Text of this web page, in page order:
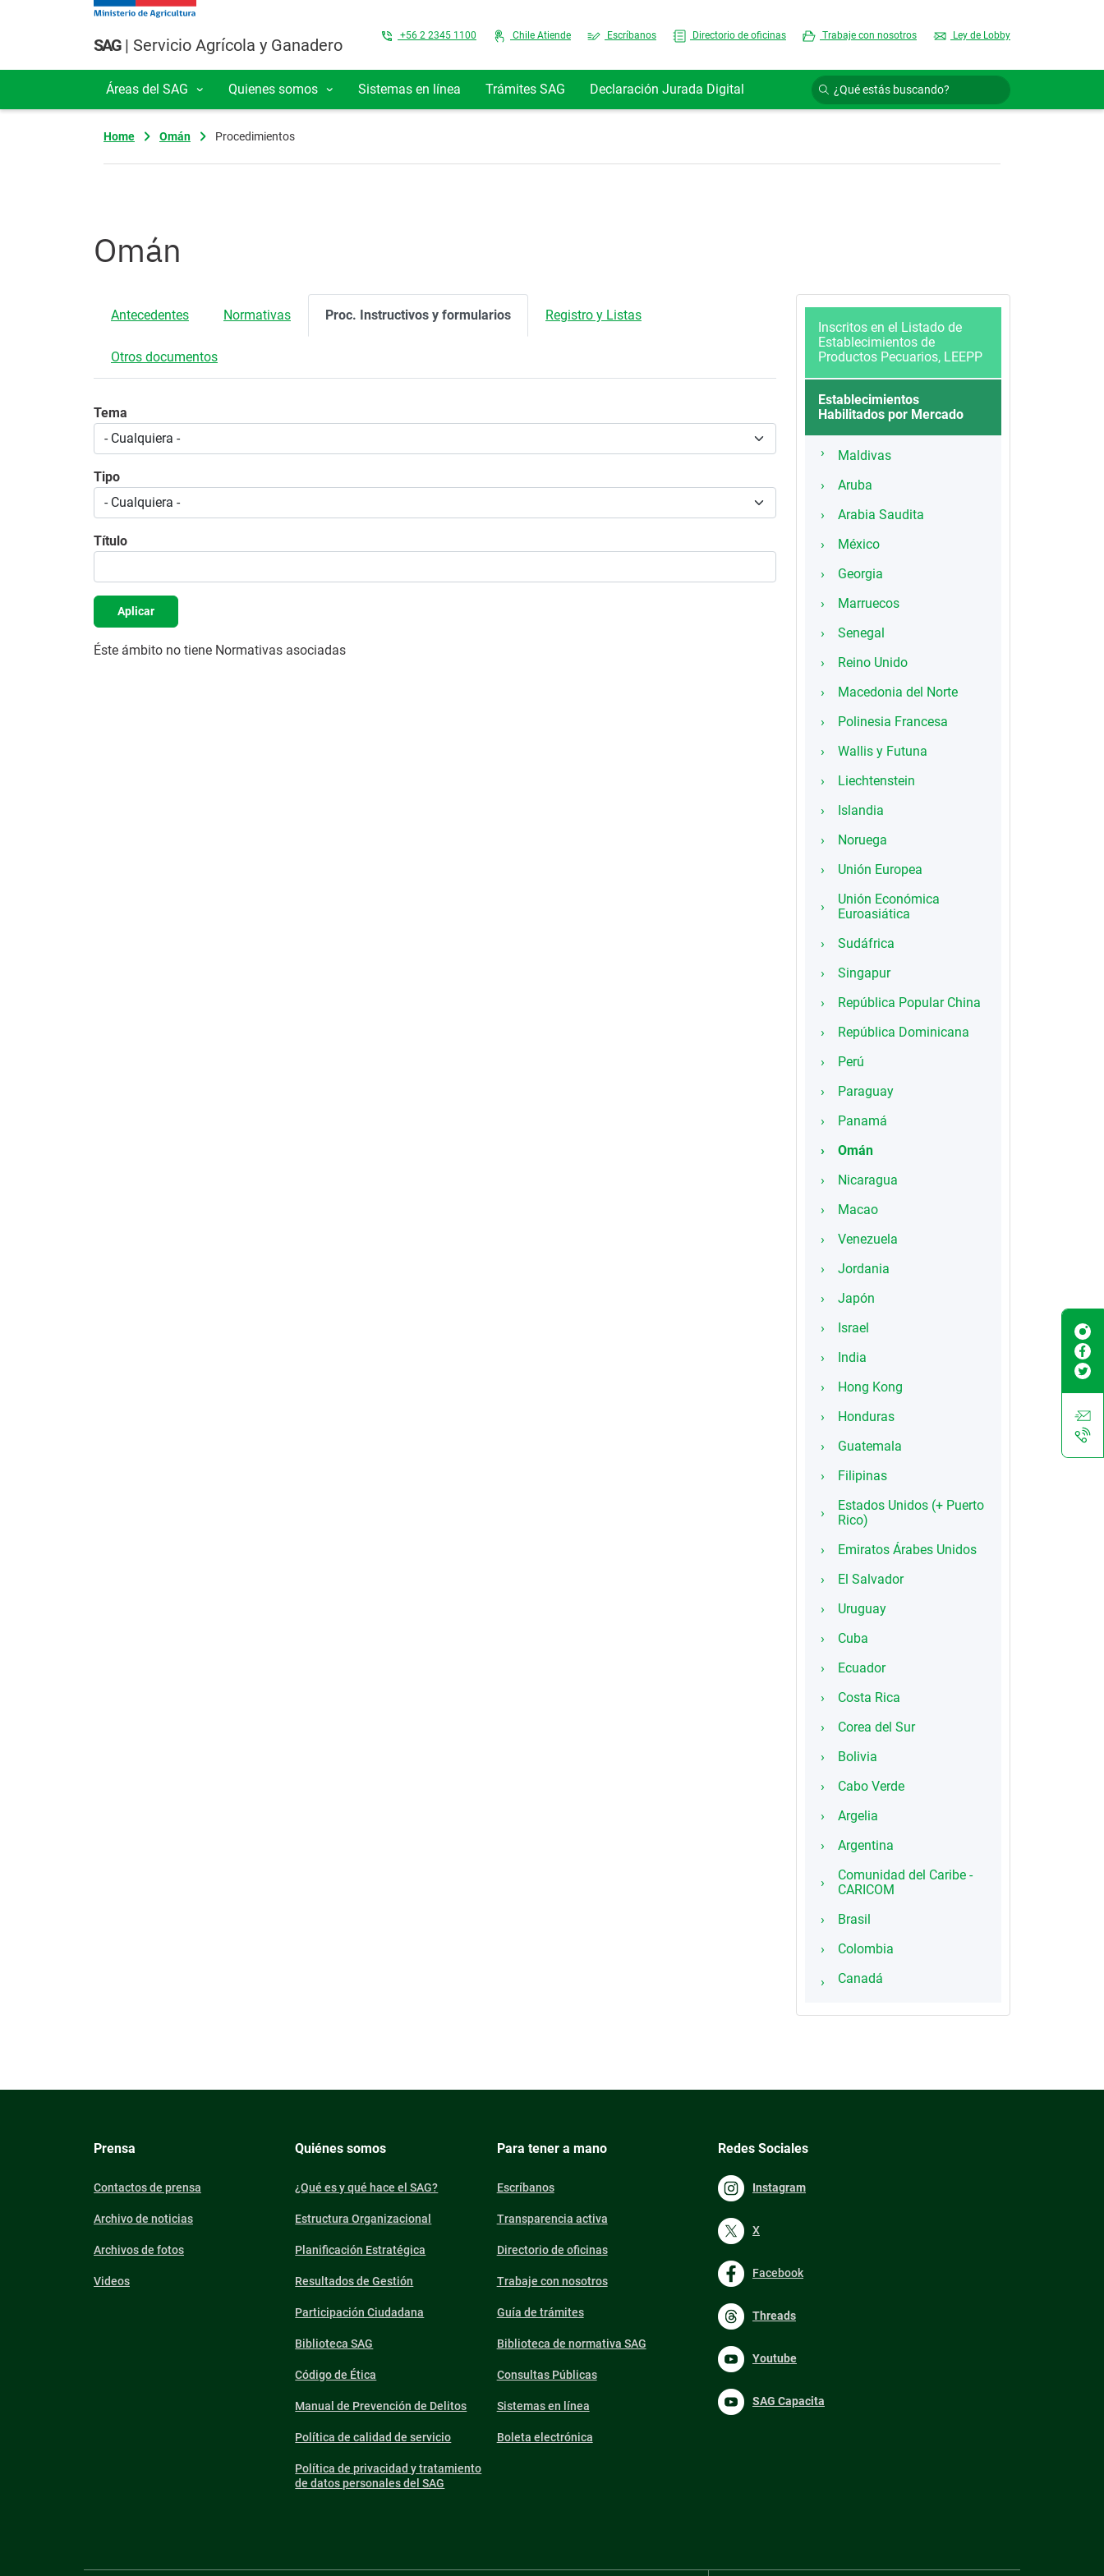
Pasar al contenido principal
SAG| Servicio Agrícola y Ganadero Top Menu
+56 2 2345 1100 Chile Atiende Escríbanos Directorio de oficinas Trabaje con nosotros Ley de Lobby
Navegación principal
Áreas del SAG Quienes somos Sistemas en línea Trámites SAG Declaración Jurada Digital
Home Omán Procedimientos
Omán
Antecedentes Normativas Proc. Instructivos y formularios Registro y Listas
Otros documentos
Tema
Tipo
Título
Aplicar
Éste ámbito no tiene Normativas asociadas
Inscritos en el Listado de
Establecimientos de
Productos Pecuarios, LEEPP
Establecimientos
Habilitados por Mercado
Maldivas
Aruba
Arabia Saudita
México
Georgia
Marruecos
Senegal
Reino Unido
Macedonia del Norte
Polinesia Francesa
Wallis y Futuna
Liechtenstein
Islandia
Noruega
Unión Europea
Unión Económica
Euroasiática
Sudáfrica
Singapur
República Popular China
República Dominicana
Perú
Paraguay
Panamá
Omán
Nicaragua
Macao
Venezuela
Jordania
Japón
Israel
India
Hong Kong
Honduras
Guatemala
Filipinas
Estados Unidos (+ Puerto
Rico)
Emiratos Árabes Unidos
El Salvador
Uruguay
Cuba
Ecuador
Costa Rica
Corea del Sur
Bolivia
Cabo Verde
Argelia
Argentina
Comunidad del Caribe -
CARICOM
Brasil
Colombia
Canadá
Prensa
Contactos de prensa
Archivo de noticias
Archivos de fotos
Videos
Quiénes somos
¿Qué es y qué hace el SAG?
Estructura Organizacional
Planificación Estratégica
Resultados de Gestión
Participación Ciudadana
Biblioteca SAG
Código de Ética
Manual de Prevención de Delitos
Política de calidad de servicio
Política de privacidad y tratamiento
de datos personales del SAG
Para tener a mano
Escríbanos
Transparencia activa
Directorio de oficinas
Trabaje con nosotros
Guía de trámites
Biblioteca de normativa SAG
Consultas Públicas
Sistemas en línea
Boleta electrónica
Redes Sociales
Instagram
X
Facebook
Threads
Youtube
SAG Capacita